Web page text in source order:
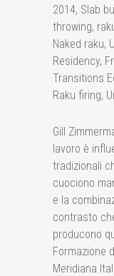
2014, Slab
throwing,
Naked raku,
Residency,
Transitions
Raku firing,
Gill
lavoro è
tradizionali
cuociono
e la
contrasto
producono
Formazione
Meridiana